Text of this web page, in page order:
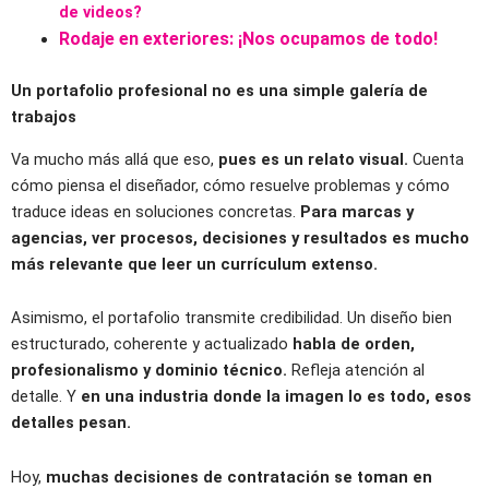
de videos?
Rodaje en exteriores: ¡Nos ocupamos de todo!
Un portafolio profesional no es una simple galería de
trabajos
Va mucho más allá que eso, pues es un relato visual. Cuenta
cómo piensa el diseñador, cómo resuelve problemas y cómo
traduce ideas en soluciones concretas. Para marcas y
agencias, ver procesos, decisiones y resultados es mucho
más relevante que leer un currículum extenso.
Asimismo, el portafolio transmite credibilidad. Un diseño bien
estructurado, coherente y actualizado habla de orden,
profesionalismo y dominio técnico. Refleja atención al
detalle. Y en una industria donde la imagen lo es todo, esos
detalles pesan.
Hoy, muchas decisiones de contratación se toman en